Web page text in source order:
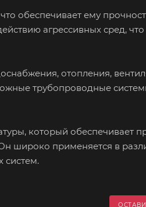
обеспечивает ему
агрессивных сред, что
отопления,
трубопроводные
который обеспечивает
широко применяется в
систем.